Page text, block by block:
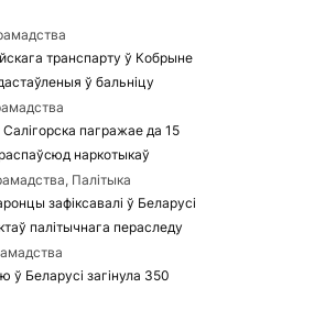
транспарту ў Кобрыне
ў бальніцу
пагражае да 15
наркотыкаў
Палітыка
зафіксавалі ў Беларусі
палітычнага пераследу
ў Беларусі загінула 350